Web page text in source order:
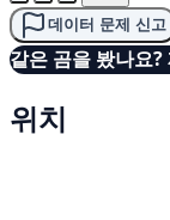
데이터 문제 신고
같은 곰을 봤나요?
위치